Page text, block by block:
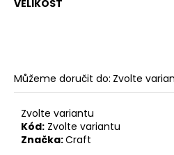
VELIKOST
Můžeme doručit do: Zvolte
Zvolte variantu
Kód: Zvolte variantu
Značka:Craft
KYPE
990
Kč